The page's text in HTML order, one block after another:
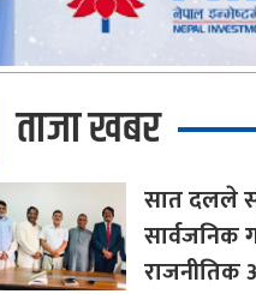
ताजा खबर
सातदलले
सार्वजनिक
राजनीतिक